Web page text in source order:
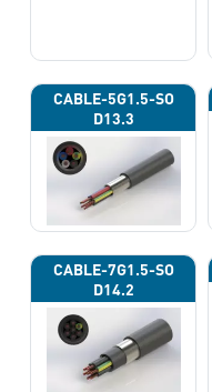
CABLE-5G1.5-SO
D13.3
CABLE-7G1.5-SO
D14.2